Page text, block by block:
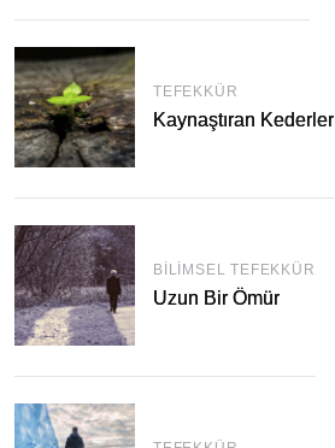
TEFEKKÜR
Kaynaştıran Kederler
BILIMSEL TEFEKKÜR
Uzun Bir Ömür